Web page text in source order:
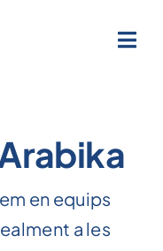
en equips
a les